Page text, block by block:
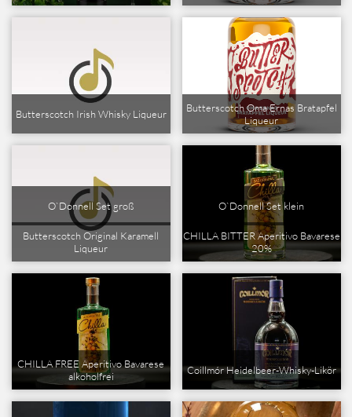
Butterscotch Irish Whisky Liqueur
Butterscotch Oma Ernas Bratapfel
Liqueur
Butterscotch Original Karamell
Liqueur
CHILLA BITTER Aperitivo Bavarese
20%
CHILLA FREE Aperitivo Bavarese
alkoholfrei
Coillmór Heidelbeer-Whisky-Likör
O`Donnell Set groß O`Donnell Set klein